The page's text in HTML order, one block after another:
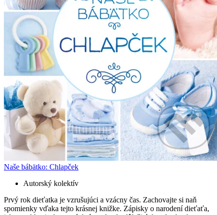
Naše bábätko: Chlapček
Autorský kolektív
Prvý rok dieťatka je vzrušujúci a vzácny čas. Zachovajte si naň
spomienky vďaka tejto krásnej knižke. Zápisky o narodení dieťaťa,